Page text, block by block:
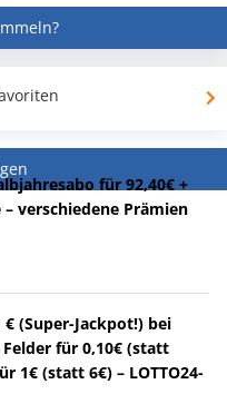
für 92,40€ +
– verschiedene Prämien
(Super-Jackpot!) bei
für 0,10€ (statt
1€ (statt 6€) – LOTTO24-